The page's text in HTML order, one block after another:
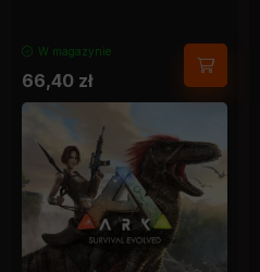
W magazynie
66,40 zł